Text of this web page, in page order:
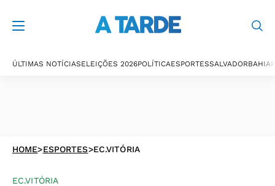
ÚLTIMAS NOTÍCIASELEIÇÕES 2026POLÍTICAESPORTESSALVADORBAHIA
HOME>ESPORTES>EC.VITÓRIA
EC.VITÓRIA